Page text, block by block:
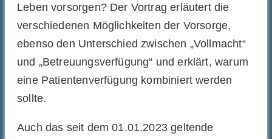
Leben vorsorgen? Der Vortrag erläutert die
verschiedenen Möglichkeiten der Vorsorge,
ebenso den Unterschied zwischen „Vollmacht“
und „Betreuungsverfügung“ und erklärt, warum
eine Patientenverfügung kombiniert werden
sollte.
Auch das seit dem 01.01.2023 geltende